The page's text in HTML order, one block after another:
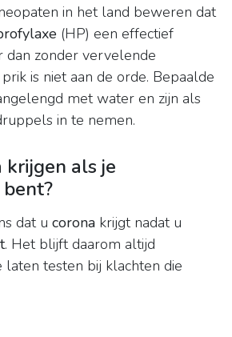
in het land beweren dat
(HP) een effectief
dan zonder vervelende
is niet aan de orde. Bepaalde
met water en zijn als
in te nemen.
krijgen als je
dat u corona krijgt nadat u
. Het blijft daarom altijd
testen bij klachten die